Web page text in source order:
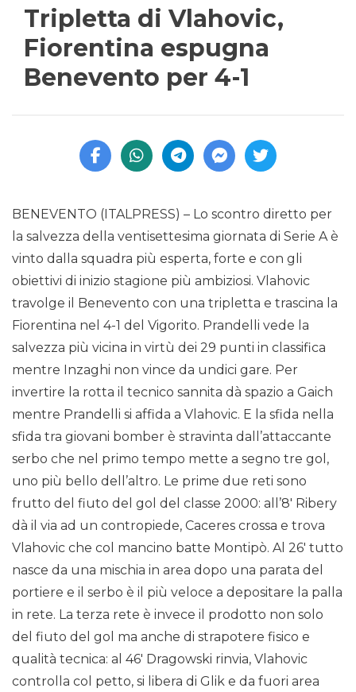
Tripletta di Vlahovic,
Fiorentina espugna
Benevento per 4-1
BENEVENTO (ITALPRESS) – Lo scontro diretto per
la salvezza della ventisettesima giornata di Serie A è
vinto dalla squadra più esperta, forte e con gli
obiettivi di inizio stagione più ambiziosi. Vlahovic
travolge il Benevento con una tripletta e trascina la
Fiorentina nel 4-1 del Vigorito. Prandelli vede la
salvezza più vicina in virtù dei 29 punti in classifica
mentre Inzaghi non vince da undici gare. Per
invertire la rotta il tecnico sannita dà spazio a Gaich
mentre Prandelli si affida a Vlahovic. E la sfida nella
sfida tra giovani bomber è stravinta dall’attaccante
serbo che nel primo tempo mette a segno tre gol,
uno più bello dell’altro. Le prime due reti sono
frutto del fiuto del gol del classe 2000: all’8′ Ribery
dà il via ad un contropiede, Caceres crossa e trova
Vlahovic che col mancino batte Montipò. Al 26′ tutto
nasce da una mischia in area dopo una parata del
portiere e il serbo è il più veloce a depositare la palla
in rete. La terza rete è invece il prodotto non solo
del fiuto del gol ma anche di strapotere fisico e
qualità tecnica: al 46′ Dragowski rinvia, Vlahovic
controlla col petto, si libera di Glik e da fuori area